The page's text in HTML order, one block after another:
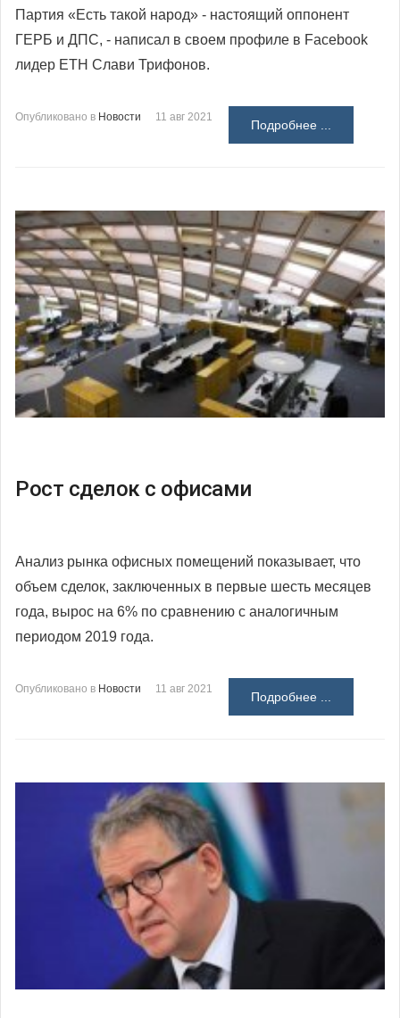
Партия «Есть такой народ» - настоящий оппонент
ГЕРБ и ДПС, - написал в своем профиле в Facebook
лидер ЕТН Слави Трифонов.
Опубликовано в Новости 11 авг 2021
Подробнее ...
Рост сделок с офисами
Анализ рынка офисных помещений показывает, что
объем сделок, заключенных в первые шесть месяцев
года, вырос на 6% по сравнению с аналогичным
периодом 2019 года.
Опубликовано в Новости 11 авг 2021
Подробнее ...